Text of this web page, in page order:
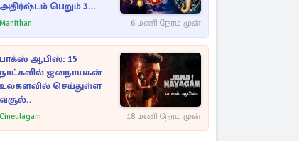
அதிர்ஷ்டம் பெறும் 3
ராசிகள்!
Manithan 6 மணி நேரம் முன்
பாக்ஸ் ஆபிஸ்: 15
நாட்களில் ஜனநாயகன்
உலகளவில் செய்துள்ள
வசூல்..
Cineulagam 18 மணி நேரம் முன்